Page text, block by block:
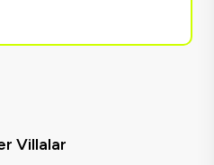
Villalar